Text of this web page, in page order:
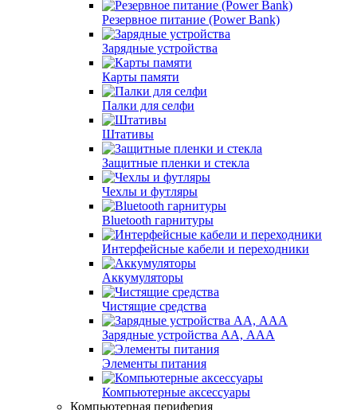
Резервное питание (Power Bank)
Зарядные устройства
Карты памяти
Палки для селфи
Штативы
Защитные пленки и стекла
Чехлы и футляры
Bluetooth гарнитуры
Интерфейсные кабели и переходники
Аккумуляторы
Чистящие средства
Зарядные устройства АА, ААА
Элементы питания
Компьютерные аксессуары
Компьютерная периферия